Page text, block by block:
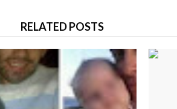
RELATED POSTS